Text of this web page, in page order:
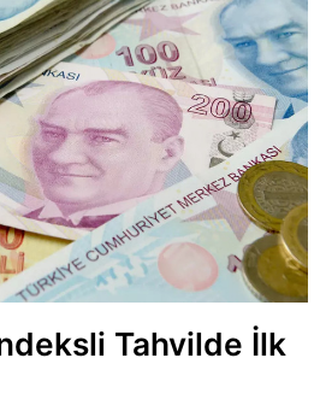
Tahvilde İlk